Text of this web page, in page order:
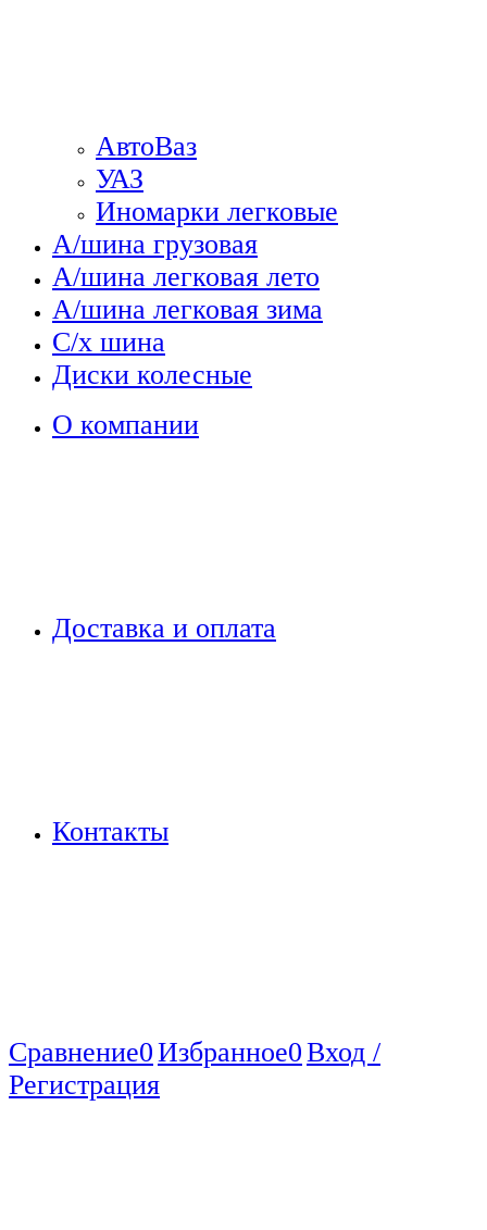
АвтоВаз
УАЗ
Иномарки легковые
А/шина грузовая
А/шина легковая лето
А/шина легковая зима
С/х шина
Диски колесные
О компании
Доставка и оплата
Контакты
Сравнение0Избранное0Вход /
Регистрация